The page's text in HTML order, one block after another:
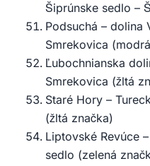
Šiprúnske sedlo –
Podsuchá – dolina
Smrekovica
Ľubochnianska
Smrekovica (žltá
Staré Hory –
(žltá značka)
Liptovské Revúce
sedlo (zelená